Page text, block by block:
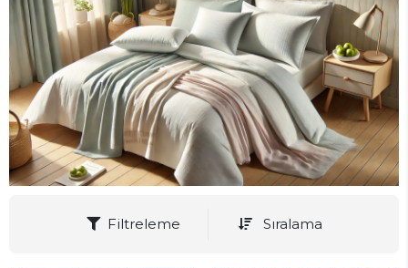
Filtreleme Sıralama